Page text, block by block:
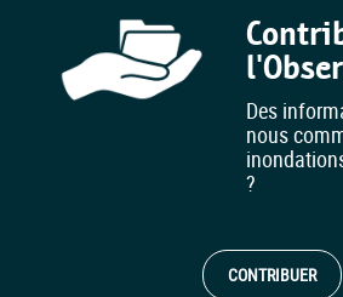
Des
nous
?
CONTRIBUER